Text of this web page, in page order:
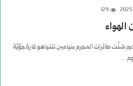
129
الهواء
شنَّت طائرات المجرم بنيامين نتنياهو غارة جوِّيَّة